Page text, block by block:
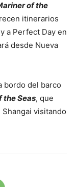
of the
itinerarios
a Perfect Day en
desde Nueva
bordo del barco
the Seas, que
visitando